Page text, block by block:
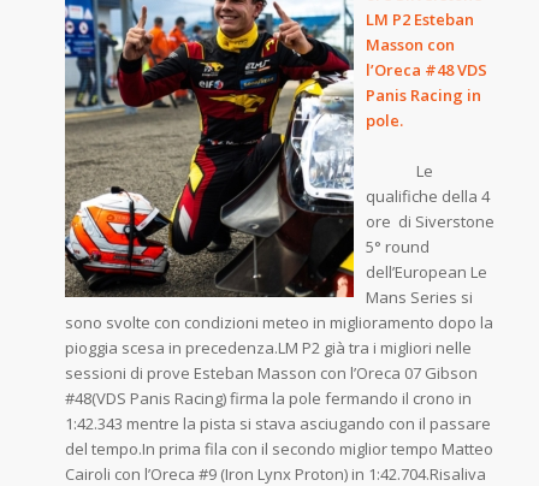
LM P2 Esteban
Masson con
l’Oreca #48 VDS
Panis Racing in
pole.
Le
qualifiche della 4
ore di Siverstone
5° round
dell’European Le
Mans Series si
sono svolte con condizioni meteo in miglioramento dopo la
pioggia scesa in precedenza.LM P2 già tra i migliori nelle
sessioni di prove Esteban Masson con l’Oreca 07 Gibson
#48(VDS Panis Racing) firma la pole fermando il crono in
1:42.343 mentre la pista si stava asciugando con il passare
del tempo.In prima fila con il secondo miglior tempo Matteo
Cairoli con l’Oreca #9 (Iron Lynx Proton) in 1:42.704.Risaliva